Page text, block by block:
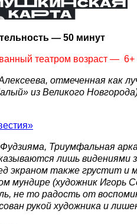
— 50 минут
театром возраст — 6+
отмеченная как
из Великого
Триумфальная
лишь видениями
экраном также грустит и
мундире (художник Игорь
не то радость от
рукой художника и